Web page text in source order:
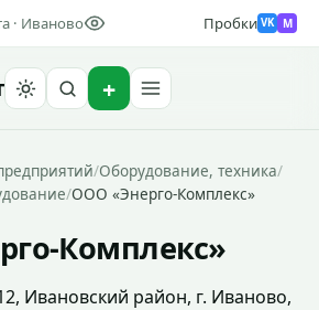
· Иваново Пробки VK M
Найти
/Оборудование, техника/
/ООО «Энерго-Комплекс»
Комплекс»
Ивановский район, г. Иваново,